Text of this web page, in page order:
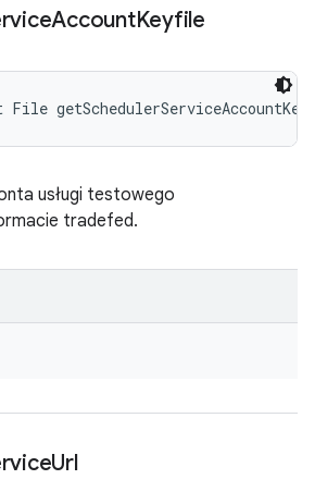
AccountKeyfile
usługi testowego
tradefed.
Url